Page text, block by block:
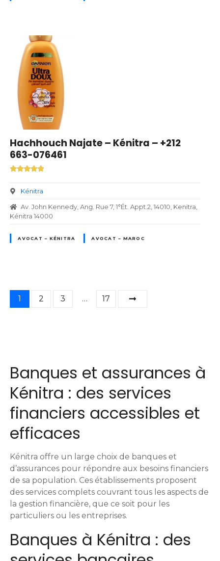
Hachhouch Najate – Kénitra – +212
663-076461
Kénitra
Av. John Kennedy, Ang. Rue 7, 1°Ét. Appt.2, 14010, Kenitra,
Kénitra 14000
AVOCAT – KÉNITRA AVOCAT – MAROC
N
g
a
t
i
o
n
d
e
s
1 2 3 … 17
Banques et assurances à
Kénitra : des services
financiers accessibles et
efficaces
Kénitra offre un large choix de banques et
d’assurances pour répondre aux besoins financiers
de sa population. Ces établissements proposent
des services complets couvrant tous les aspects de
la gestion financière, que ce soit pour les
particuliers ou les entreprises.
Banques à Kénitra : des